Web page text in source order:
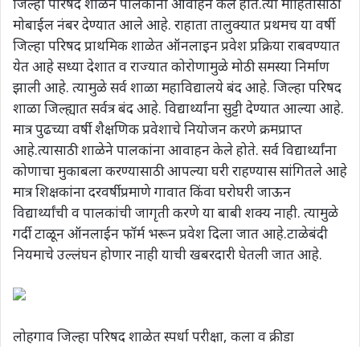
जिल्हा परिषद शाळेने पालकांना आवाहन केले होते.त्या माहितीसाठी
मोबाईल नंबर देण्यात आले आहे. राहाता तालुक्यात प्रथमच या वर्षी
जिल्हा परिषद प्राथमिक शाळेत ऑनलाइन प्रवेश प्रक्रिया राबवण्यात
येत आहे सध्या देशात व राज्यात कोरोणामुळे मोठी समस्या निर्माण
झाली आहे. त्यामुळे सर्व शाळा महाविद्यालये बंद आहे. जिल्हा परिषद
शाळा जिल्ह्यात सर्वत्र बंद आहे. विद्यार्थ्यांना सुट्टी देण्यात आल्या आहे.
मात्र पुढच्या वर्षी शैक्षणिक प्रवेशाचे नियोजन करणे क्रमप्राप्त
आहे.त्यासाठी शाळेने पालकांना आवाहन केले होते. सर्व विद्यार्थ्यांना
कोणाचा मुकाबला करण्यासाठी आपल्या घरी राहण्यास सांगितले आहे
मात्र शिक्षकांना दरवर्षीप्रमाणे गावात किंवा घरोघरी जाऊन
विद्यार्थ्यांची व पालकांची जागृती करणे या बाबी शक्य नाही. त्यामुळे
गर्दी टाळून ऑनलाईन फॉर्म भरून प्रवेश दिला जात आहे.टाळेबंदी
नियमाचे उल्लंघन होणार नाही याची खबरदारी घेतली जात आहे.
लोहगाव जिल्हा परिषद शाळेत स्पर्धा परीक्षा, कला व क्रीडा